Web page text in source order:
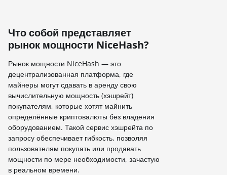
Что собой представляет
рынок мощности NiceHash?
Рынок мощности NiceHash — это
децентрализованная платформа, где
майнеры могут сдавать в аренду свою
вычислительную мощность (хэшрейт)
покупателям, которые хотят майнить
определённые криптовалюты без владения
оборудованием. Такой сервис хэшрейта по
запросу обеспечивает гибкость, позволяя
пользователям покупать или продавать
мощности по мере необходимости, зачастую
в реальном времени.